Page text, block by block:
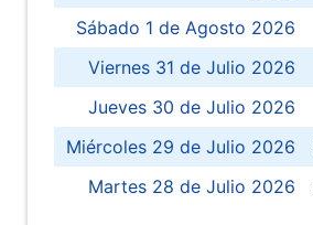
Sábado 1 de Agosto 2026
Viernes 31 de Julio 2026
Jueves 30 de Julio 2026
Miércoles 29 de Julio 2026
Martes 28 de Julio 2026